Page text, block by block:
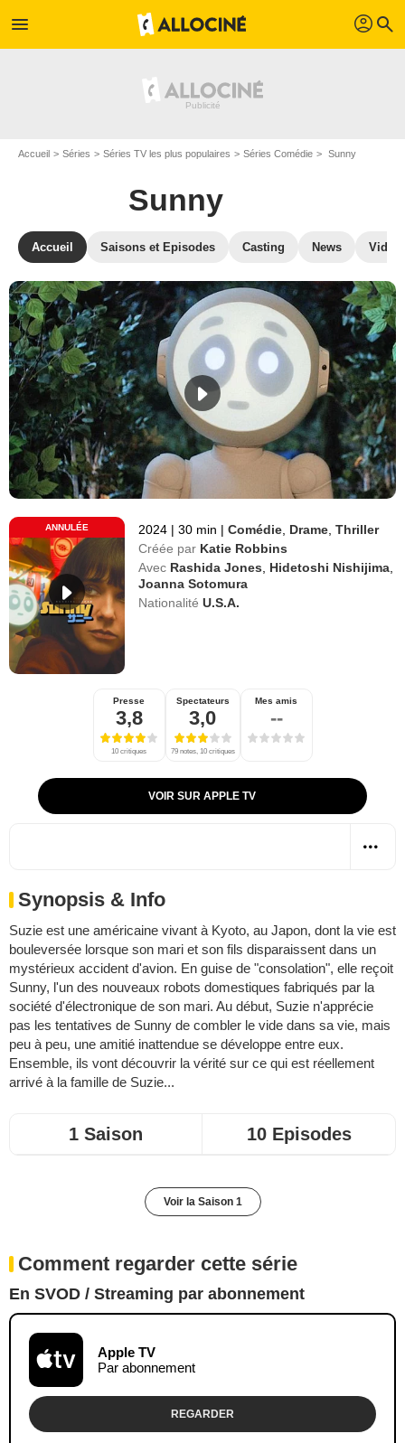
menu profil search
Accueil Séries Séries TV les plus populaires Séries Comédie Sunny
Sunny
Accueil Saisons et Episodes Casting News
ANNULÉE 2024 | 30 min | Comédie Drame ,Thriller
Créée par Katie Robbins
Avec Rashida Jones Hidetoshi Nishijima
Joanna Sotomura
Nationalité U.S.A.
Presse
3,8
10 critiques
Spectateurs
3,0
79 notes, 10 critiques
Mes amis
--
VOIR SUR APPLE TV
Synopsis & Info
Suzie est une américaine vivant à Kyoto, au Japon, dont la vie est
bouleversée lorsque son mari et son fils disparaissent dans un
mystérieux accident d'avion. En guise de "consolation", elle reçoit
Sunny, l'un des nouveaux robots domestiques fabriqués par la
société d'électronique de son mari. Au début, Suzie n'apprécie
pas les tentatives de Sunny de combler le vide dans sa vie, mais
peu à peu, une amitié inattendue se développe entre eux.
Ensemble, ils vont découvrir la vérité sur ce qui est réellement
arrivé à la famille de Suzie...
1 Saison 10 Episodes
Voir la Saison 1
Comment regarder cette série
En SVOD / Streaming par abonnement
Apple TV
Par abonnement
REGARDER